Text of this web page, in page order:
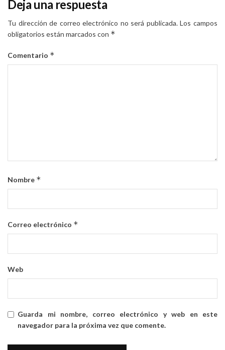
Deja una respuesta
Tu dirección de correo electrónico no será publicada. Los campos
obligatorios están marcados con *
Comentario *
Nombre *
Correo electrónico *
Web
Guarda mi nombre, correo electrónico y web en este
navegador para la próxima vez que comente.